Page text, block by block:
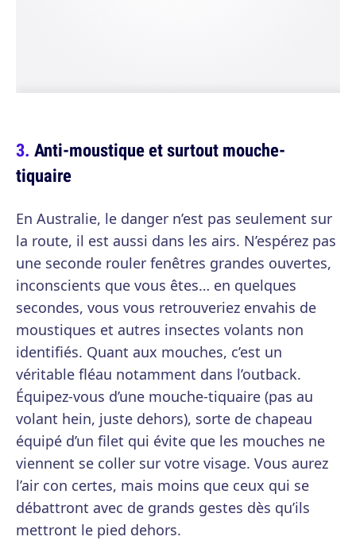
Anti-moustique et surtout mouche-
tiquaire
En Australie, le danger n’est pas seulement sur
la route, il est aussi dans les airs. N’espérez pas
une seconde rouler fenêtres grandes ouvertes,
inconscients que vous êtes… en quelques
secondes, vous vous retrouveriez envahis de
moustiques et autres insectes volants non
identifiés. Quant aux mouches, c’est un
véritable fléau notamment dans l’outback.
Équipez-vous d’une mouche-tiquaire (pas au
volant hein, juste dehors), sorte de chapeau
équipé d’un filet qui évite que les mouches ne
viennent se coller sur votre visage. Vous aurez
l’air con certes, mais moins que ceux qui se
débattront avec de grands gestes dès qu’ils
mettront le pied dehors.